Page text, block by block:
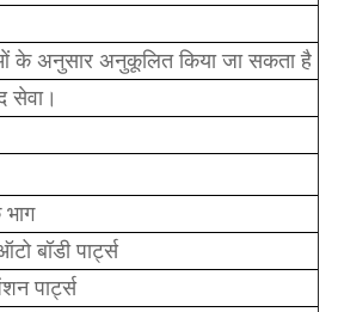
के अनुसार अनुकूलित किया जा सकता है।
सेवा।
बॉडी पार्ट्स
पार्ट्स